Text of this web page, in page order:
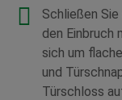
Schließen Sie
den Einbruch
sich um
und
Türschloss